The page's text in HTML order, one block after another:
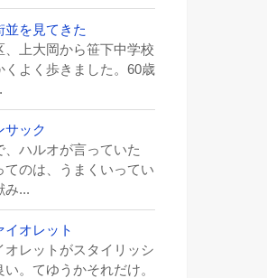
並を見てきた
、上大岡から笹下中学校
くよく歩きました。60歳
サック
、ハルオが言っていた
てのは、うまくいってい
み...
イオレット
オレットがスタイリッシ
い。てゆうかそれだけ。